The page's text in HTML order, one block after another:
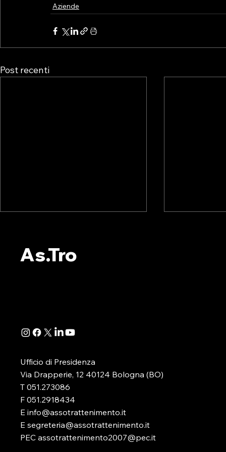
Aziende
Post recenti
DA AS.TRO
Si è appena concluso il webinar,
As.Tro
Ufficio di Presidenza
Via Drapperie, 12 40124 Bologna (BO)
T 051.273086
F 051.2918434
E info@assotrattenimento.it
E segreteria@assotrattenimento.it
PEC assotrattenimento2007@pec.it